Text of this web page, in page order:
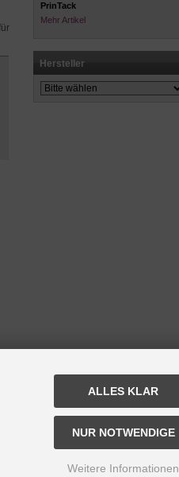
PrinTack
Mehr Artikel
Hersteller
ALLES KLAR
NUR NOTWENDIGE
Weitere Informationen